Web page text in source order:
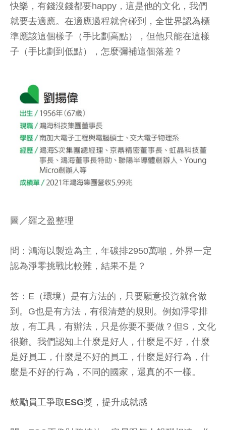
快樂，有錢沒錢都要happy，這是他的文化，我們
就要去適應。在適應過程就會碰到，全世界認為標
準應該這個樣子（手比劃高點），但他只能在這樣
子（手比劃到低點），怎麼彌補這個落差？
圖／羅之盈整理
問：鴻海以製造為主，年碳排2950萬噸，外界一定
認為淨零挑戰比較難，結果不是？
答：E（環境）是有方法的，只要願意投資就會做
到。G也是有方法，有很清楚的規則。例如淨零排
放，有工具，有辦法，只是你要不要做？但S，文化
很難。我們認知上什麼是好人，什麼是不好，什麼
是好員工，什麼是不好的員工，什麼是好行為，什
麼是不好的行為，不同的國家，還真的不一樣。
鼓勵員工爭取ESG獎，提升成就感